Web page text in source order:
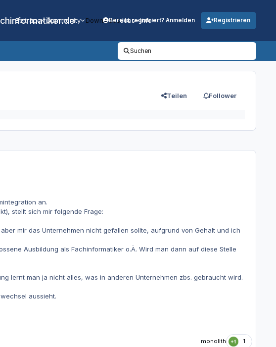
Beiträge Community DownloadsJobs Info
Bereits registriert? Anmelden Registrieren
Suchen
Teilen Follower
an.
stellt sich mir folgende Frage:
mir das Unternehmen nicht gefallen sollte, aufgrund von Gehalt und ich
Ausbildung als Fachinformatiker o.Ä. Wird man dann auf diese Stelle
lernt man ja nicht alles, was in anderen Unternehmen zbs. gebraucht wird.
aussieht.
monolith 1